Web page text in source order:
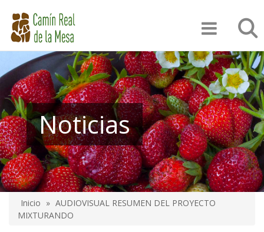
contenido
principal
Noticias
Sobrescribir
Inicio
AUDIOVISUAL RESUMEN DEL PROYECTO
MIXTURANDO